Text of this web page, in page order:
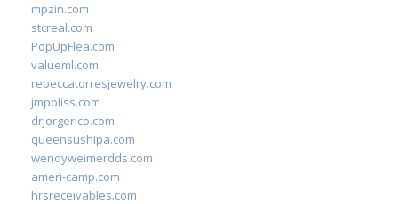
mpzin.com
stcreal.com
PopUpFlea.com
valueml.com
rebeccatorresjewelry.com
jmpbliss.com
drjorgerico.com
queensushipa.com
wendyweimerdds.com
ameri-camp.com
hrsreceivables.com